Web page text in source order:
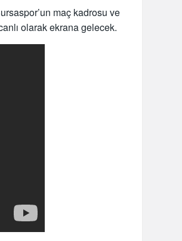
maç kadrosu ve
olarak ekrana gelecek.